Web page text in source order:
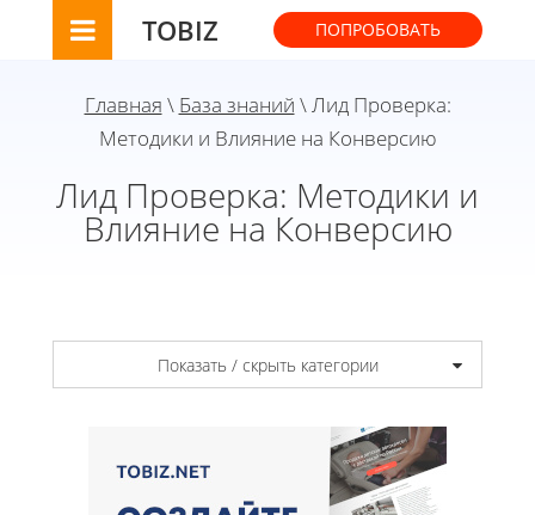
TOBIZ ПОПРОБОВАТЬ
Главная \ База знаний \ Лид Проверка:
Методики и Влияние на Конверсию
Лид Проверка: Методики и
Влияние на Конверсию
Показать / скрыть категории